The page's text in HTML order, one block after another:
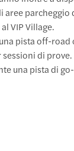
parcheggio
VIP Village.
pista off-road
di prove.
una pista di